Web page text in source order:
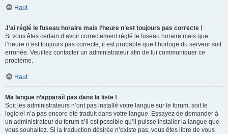
Haut
J’ai réglé le fuseau horaire mais l’heure n’est toujours pas correcte !
Si vous êtes certain d’avoir correctement réglé le fuseau horaire mais que
l’heure n’est toujours pas correcte, il est probable que l’horloge du serveur soit
erronée. Veuillez contacter un administrateur afin de lui communiquer ce
problème.
Haut
Ma langue n’apparaît pas dans la liste !
Soit les administrateurs n’ont pas installé votre langue sur le forum, soit le
logiciel n’a pas encore été traduit dans votre langue. Essayez de demander à
un administrateur du forum s’il est possible qu’il puisse installer la langue que
vous souhaitez. Si la traduction désirée n’existe pas, vous êtes libre de vous